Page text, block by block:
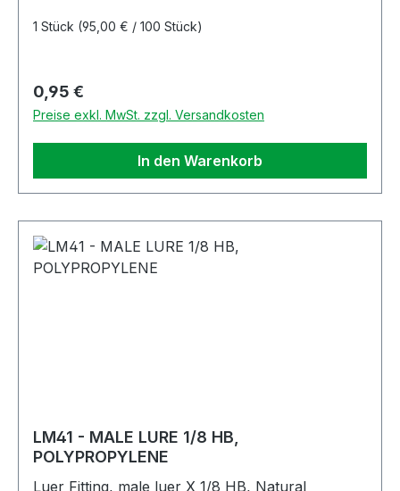
1 Stück (95,00 € / 100 Stück)
Regulärer Preis:
0,95 €
Preise exkl. MwSt. zzgl. Versandkosten
In den Warenkorb
LM41 - MALE LURE 1/8 HB,
POLYPROPYLENE
Luer Fitting, male luer X 1/8 HB, Natural